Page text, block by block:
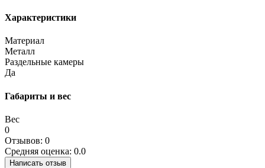
Характеристики
Материал
Металл
Раздельные камеры
Да
Габариты и вес
Вес
0
Отзывов: 0
Средняя оценка: 0.0
Написать отзыв